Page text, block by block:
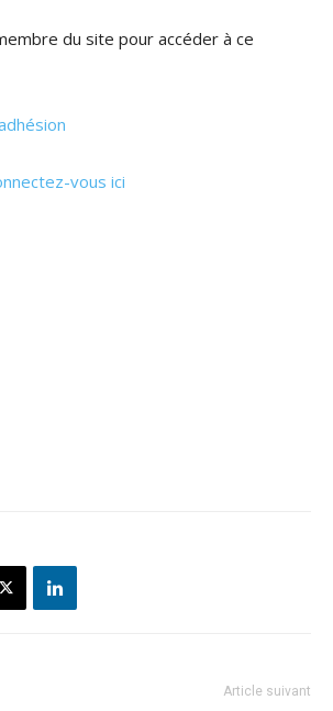
du site pour accéder à ce
vous ici
Article suivant